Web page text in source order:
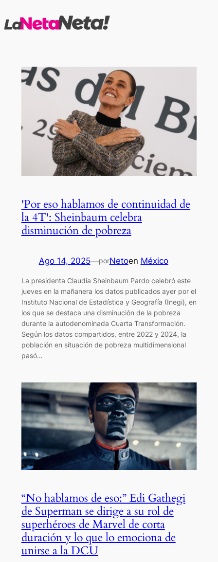
al
'Por eso hablamos de continuidad de
la 4T': Sheinbaum celebra
disminución de pobreza
Ago 14, 2025—porNetoen México
La presidenta Claudia Sheinbaum Pardo celebró este
jueves en la mañanera los datos publicados ayer por el
Instituto Nacional de Estadística y Geografía (Inegi), en
los que se destaca una disminución de la pobreza
durante la autodenominada Cuarta Transformación.
Según los datos compartidos, entre 2022 y 2024, la
población en situación de pobreza multidimensional
pasó…
“No hablamos de eso:” Edi Gathegi
de Superman se dirige a su rol de
superhéroes de Marvel de corta
duración y lo que lo emociona de
unirse a la DCU